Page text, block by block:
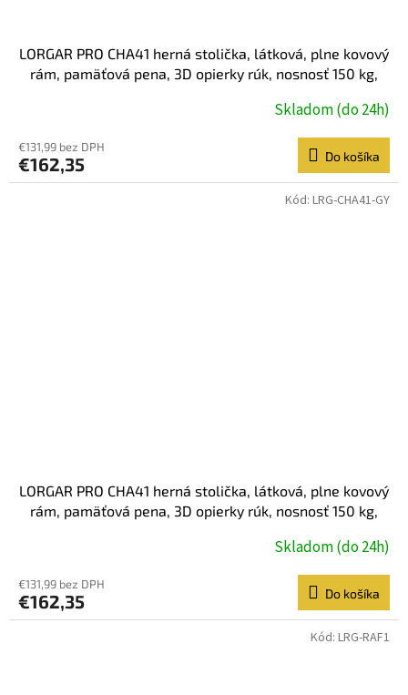
LORGAR PRO CHA41 herná stolička, látková, plne kovový
rám, pamäťová pena, 3D opierky rúk, nosnosť 150 kg,
Skladom (do 24h)
€131,99 bez DPH
€162,35 Do košíka
LORGAR PRO CHA41 herná stolička, látková, plne kovový
rám, pamäťová pena, 3D opierky rúk, nosnosť 150 kg,
Skladom (do 24h)
€131,99 bez DPH
€162,35 Do košíka
Kód: LRG-CHA41-GY
Kód: LRG-RAF1